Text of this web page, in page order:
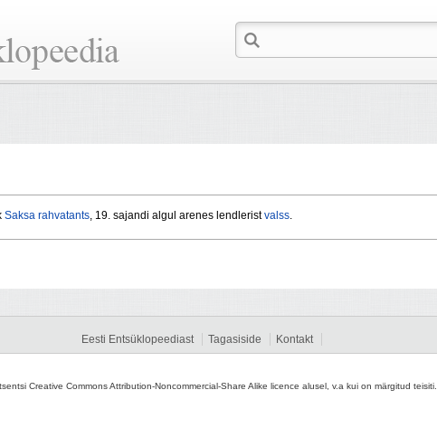
Saksa rahvatants, 19. sajandi algul arenes lendleristvalss.
Eesti Entsüklopeediast Tagasiside Kontakt
Creative Commons Attribution-Noncommercial-Share Alike licence alusel, v.a kui on märgitud teisiti.